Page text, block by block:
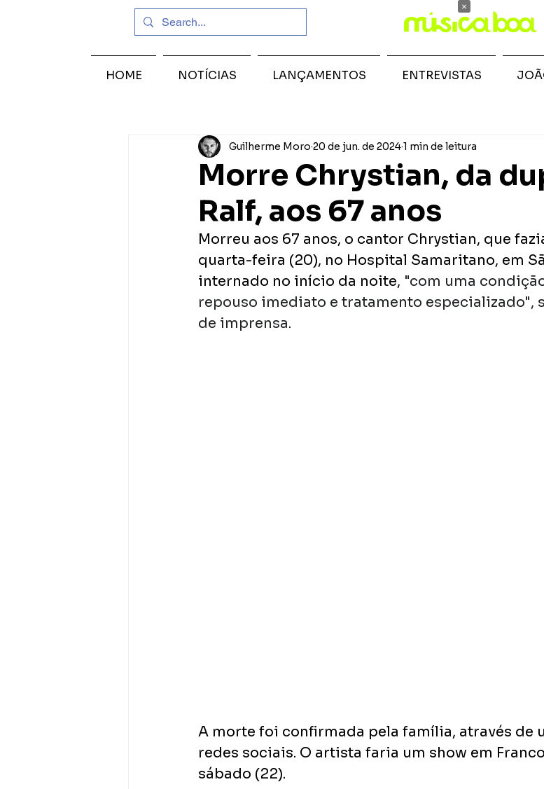
Morre Chrystian, da
Ralf, aos 67 anos
Guilherme Moro 20 de jun. de 20241 min de leitura
Morreu aos 67 anos, o cantor Chrystian, que
quarta-feira (20), no Hospital Samaritano, em
internado no início da noite, "com uma
repouso imediato e tratamento especializado",
de imprensa.
A morte foi confirmada pela família, através de
redes sociais. O artista faria um show em
sábado (22).
HOME NOTÍCIAS LANÇAMENTOS ENTREVISTAS
×